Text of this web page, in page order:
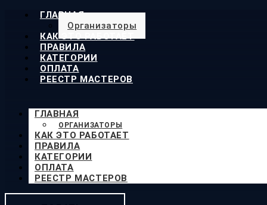
ГЛАВНАЯ
Организаторы
КАК ЭТО РАБОТАЕТ
ПРАВИЛА
КАТЕГОРИИ
ОПЛАТА
РЕЕСТР МАСТЕРОВ
ГЛАВНАЯ
ОРГАНИЗАТОРЫ
КАК ЭТО РАБОТАЕТ
ПРАВИЛА
КАТЕГОРИИ
ОПЛАТА
РЕЕСТР МАСТЕРОВ